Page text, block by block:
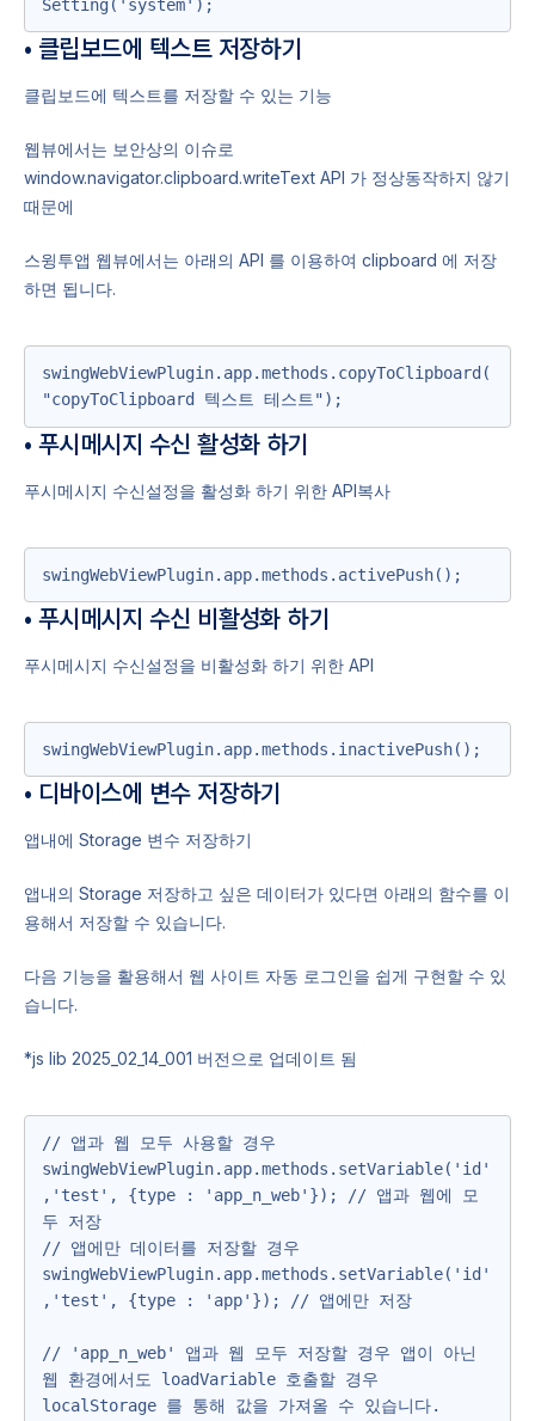
Setting('system');
• 클립보드에 텍스트 저장하기
클립보드에 텍스트를 저장할 수 있는 기능
웹뷰에서는 보안상의 이슈로
window.navigator.clipboard.writeText API 가 정상동작하지 않기
때문에
스윙투앱 웹뷰에서는 아래의 API 를 이용하여 clipboard 에 저장
하면 됩니다.
swingWebViewPlugin.app.methods.copyToClipboard(
"copyToClipboard 텍스트 테스트");
• 푸시메시지 수신 활성화 하기
푸시메시지 수신설정을 활성화 하기 위한 API복사
swingWebViewPlugin.app.methods.activePush();
• 푸시메시지 수신 비활성화 하기
푸시메시지 수신설정을 비활성화 하기 위한 API
swingWebViewPlugin.app.methods.inactivePush();
• 디바이스에 변수 저장하기
앱내에 Storage 변수 저장하기
앱내의 Storage 저장하고 싶은 데이터가 있다면 아래의 함수를 이
용해서 저장할 수 있습니다.
다음 기능을 활용해서 웹 사이트 자동 로그인을 쉽게 구현할 수 있
습니다.
*js lib 2025_02_14_001 버전으로 업데이트 됨
// 앱과 웹 모두 사용할 경우
swingWebViewPlugin.app.methods.setVariable('id'
,'test', {type : 'app_n_web'}); // 앱과 웹에 모
두 저장
// 앱에만 데이터를 저장할 경우
swingWebViewPlugin.app.methods.setVariable('id'
,'test', {type : 'app'}); // 앱에만 저장
// 'app_n_web' 앱과 웹 모두 저장할 경우 앱이 아닌
웹 환경에서도 loadVariable 호출할 경우
localStorage 를 통해 값을 가져올 수 있습니다.